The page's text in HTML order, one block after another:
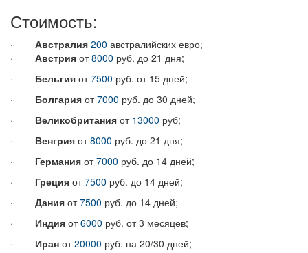
Стоимость:
· Австралия 200 австралийских евро;
·
Австрия от8000 руб. до 21 дня;
· Бельгия от7500 руб. от 15 дней;
·
Болгария от7000 руб. до 30 дней;
·
Великобритания от 13000 руб;
· Венгрия от8000 руб. до 21 дня;
·
Германия от7000 руб. до 14 дней;
· Греция от7500 руб. до 14 дней;
· Дания от7500 руб. до 14 дней;
·
Индия от6000 руб. от 3 месяцев;
· Иран от20000 руб. на 20/30 дней;